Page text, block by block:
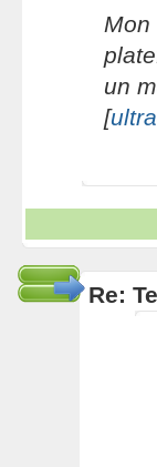
un
[
Re: